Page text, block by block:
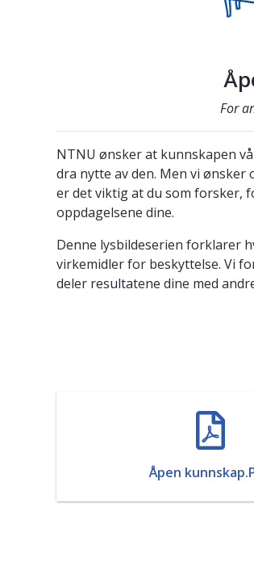
For
NTNU ønsker at kunnskapen
dra nytte av den. Men vi
er det viktig at du som forsker,
oppdagelsene dine.
Denne lysbildeserien forklarer
virkemidler for beskyttelse. Vi
deler resultatene dine med

Åpen